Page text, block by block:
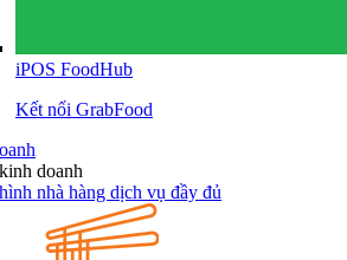
iPOS FoodHub
Kết nối GrabFood
doanh
nhà hàng dịch vụ đầy đủ